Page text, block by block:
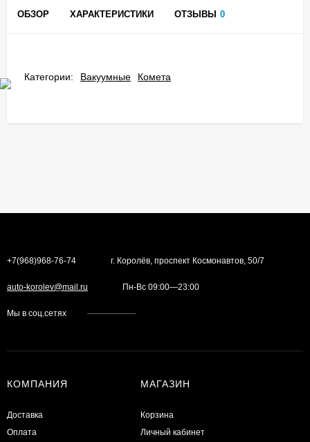
ОБЗОР ХАРАКТЕРИСТИКИ ОТЗЫВЫ 0
Категории: Вакуумные Комета
+7(968)968-76-74 г. Королёв, проспект Космонавтов, 50/7
auto-korolev@mail.ru Пн-Вс 09:00—23:00
Мы в соц.сетях
КОМПАНИЯ
Доставка
Оплата
МАГАЗИН
Корзина
Личный кабинет